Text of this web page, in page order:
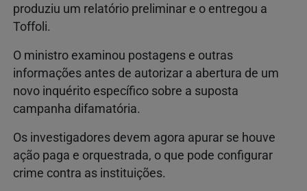
produziu um relatório preliminar e o entregou a
Toffoli.
O ministro examinou postagens e outras
informações antes de autorizar a abertura de um
novo inquérito específico sobre a suposta
campanha difamatória.
Os investigadores devem agora apurar se houve
ação paga e orquestrada, o que pode configurar
crime contra as instituições.